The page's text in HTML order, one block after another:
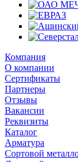
Компания
О компании
Сертификаты
Партнеры
Отзывы
Вакансии
Реквизиты
Каталог
Арматура
Сортовой